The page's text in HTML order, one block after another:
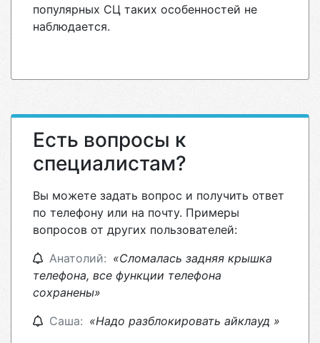
популярных СЦ таких особенностей не
наблюдается.
Есть вопросы к
специалистам?
Вы можете задать вопрос и получить ответ
по телефону или на почту. Примеры
вопросов от других пользователей:
Анатолий: «Сломалась задняя крышка
телефона, все функции телефона
сохранены»
Саша: «Надо разблокировать айклауд »